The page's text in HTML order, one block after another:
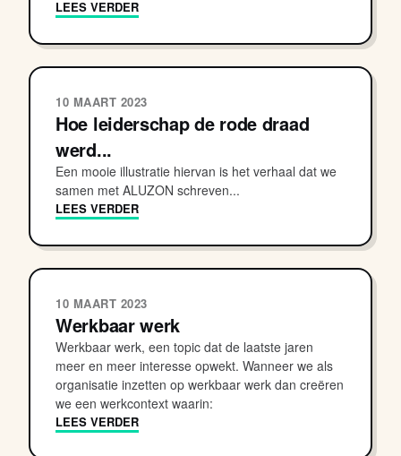
LEES VERDER
10 MAART 2023
Hoe leiderschap de rode draad
werd...
Een mooie illustratie hiervan is het verhaal dat we
samen met ALUZON schreven...
LEES VERDER
10 MAART 2023
Werkbaar werk
Werkbaar werk, een topic dat de laatste jaren
meer en meer interesse opwekt. Wanneer we als
organisatie inzetten op werkbaar werk dan creëren
we een werkcontext waarin:
LEES VERDER